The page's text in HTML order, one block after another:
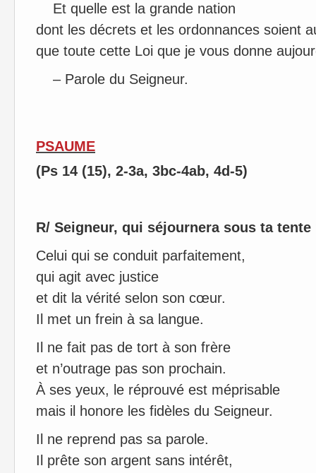
Et quelle est la grande nation
dont les décrets et les ordonnances soient
que toute cette Loi que je vous donne
– Parole du Seigneur.
PSAUME
(Ps 14 (15), 2-3a, 3bc-4ab, 4d-5)
R/ Seigneur, qui séjournera sous ta tente
Celui qui se conduit parfaitement,
qui agit avec justice
et dit la vérité selon son cœur.
Il met un frein à sa langue.
Il ne fait pas de tort à son frère
et n’outrage pas son prochain.
À ses yeux, le réprouvé est méprisable
mais il honore les fidèles du Seigneur.
Il ne reprend pas sa parole.
Il prête son argent sans intérêt,